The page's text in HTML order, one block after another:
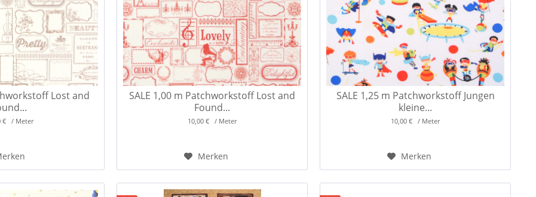
Lost and
€ / Meter
SALE 1,00 m Patchworkstoff Lost and
Found...
10,00 € / Meter
Merken
SALE 1,25 m Patchworkstoff Jungen
kleine...
10,00 € / Meter
Merken